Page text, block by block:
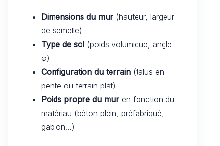
Dimensions du mur (hauteur, largeur
de semelle)
Type de sol (poids volumique, angle
φ)
Configuration du terrain (talus en
pente ou terrain plat)
Poids propre du mur en fonction du
matériau (béton plein, préfabriqué,
gabion…)